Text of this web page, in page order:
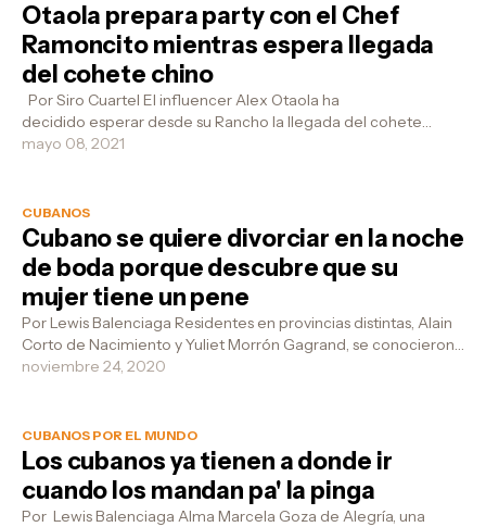
Otaola prepara party con el Chef
Ramoncito mientras espera llegada
del cohete chino
Por Siro Cuartel El influencer Alex Otaola ha
decidido esperar desde su Rancho la llegada del cohete
chino, que según los últimos cálculos...
mayo 08, 2021
CUBANOS
Cubano se quiere divorciar en la noche
de boda porque descubre que su
mujer tiene un pene
Por Lewis Balenciaga Residentes en provincias distintas, Alain
Corto de Nacimiento y Yuliet Morrón Gagrand, se conocieron
en abril de este a...
noviembre 24, 2020
CUBANOS POR EL MUNDO
Los cubanos ya tienen a donde ir
cuando los mandan pa' la pinga
Por Lewis Balenciaga Alma Marcela Goza de Alegría, una